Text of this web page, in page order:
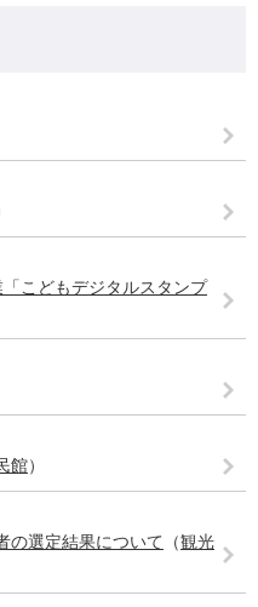
こどもデジタルスタンプ
館）
の選定結果について （観光